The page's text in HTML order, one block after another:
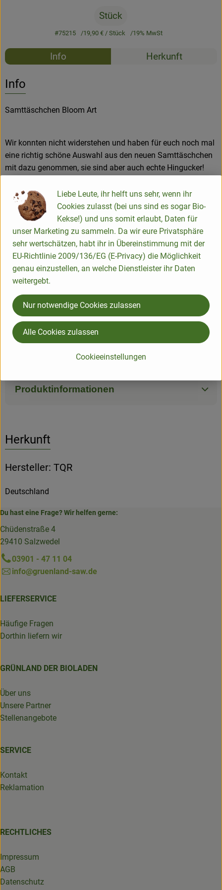
Stück
#75215 19,90 € / Stück 19% MwSt
Rezepte
Info Herkunft
Info
Samttäschchen Bloom Art
Wir konnten nicht widerstehen und haben für euch noch mal
eine richtig schöne Auswahl aus den neuen Samttäschchen
mit dazu genommen, sie sind aber auch echte Hingucker!
Sie überzeugen mit aufwendigen Stickereien und
beeindruckenden Mustern, die sofort ins Auge fallen. Mit
ihrem geräumigen Design bieten sie Platz für alles, was dir
wichtig ist - von Kosmetik über Accessoires bis hin zu
kleinen Alltagsgegenständen. Die samtig weiche Oberfläche
verleiht ihnen eine luxuriöse Haptik, während der robuste
Reißverschluss dafür sorgt, dass alles sicher verstaut bleibt.
Ihre kunstvollen Details machen sie zu einem eleganten
Begleiter, der in keiner Tasche fehlen darf. Ob als stilvolles
Accessoire für dich selbst oder als Geschenk - diese
Täschchen verbinden praktische Funktion mit einem Hauch
von Extravaganz.
Maße: 21 x 15 cm
Material: 100 % Baumwolle (bio), GOTS-zertifiziert
Produktinformationen
Herkunft
Hersteller: TQR
Deutschland
Du hast eine Frage? Wir helfen gerne:
Chüdenstraße 4
29410 Salzwedel
03901 - 47 11 04
info@gruenland-saw.de
LIEFERSERVICE
Häufige Fragen
Dorthin liefern wir
GRÜNLAND DER BIOLADEN
Über uns
Unsere Partner
Stellenangebote
SERVICE
Kontakt
Reklamation
RECHTLICHES
Impressum
AGB
Datenschutz
Liebe Leute, ihr helft uns sehr, wenn ihr
Cookies zulasst (bei uns sind es sogar Bio-
Kekse!) und uns somit erlaubt, Daten für
unser Marketing zu sammeln. Da wir eure Privatsphäre
sehr wertschätzen, habt ihr in Übereinstimmung mit der
EU-Richtlinie 2009/136/EG (E-Privacy) die Möglichkeit
genau einzustellen, an welche Dienstleister ihr Daten
weitergebt.
Cookieeinstellungen
Nur notwendige Cookies zulassen
Alle Cookies zulassen